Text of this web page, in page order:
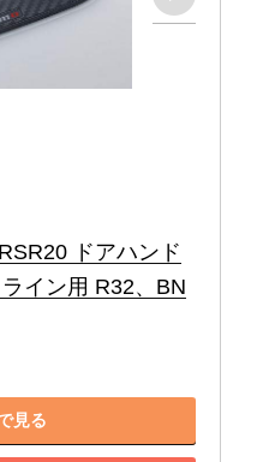
ドアハンド
イン用 R32、BN
見る